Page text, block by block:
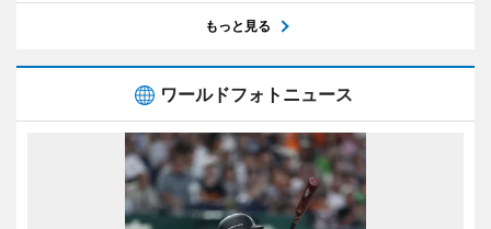
もっと見る
ワールドフォトニュース